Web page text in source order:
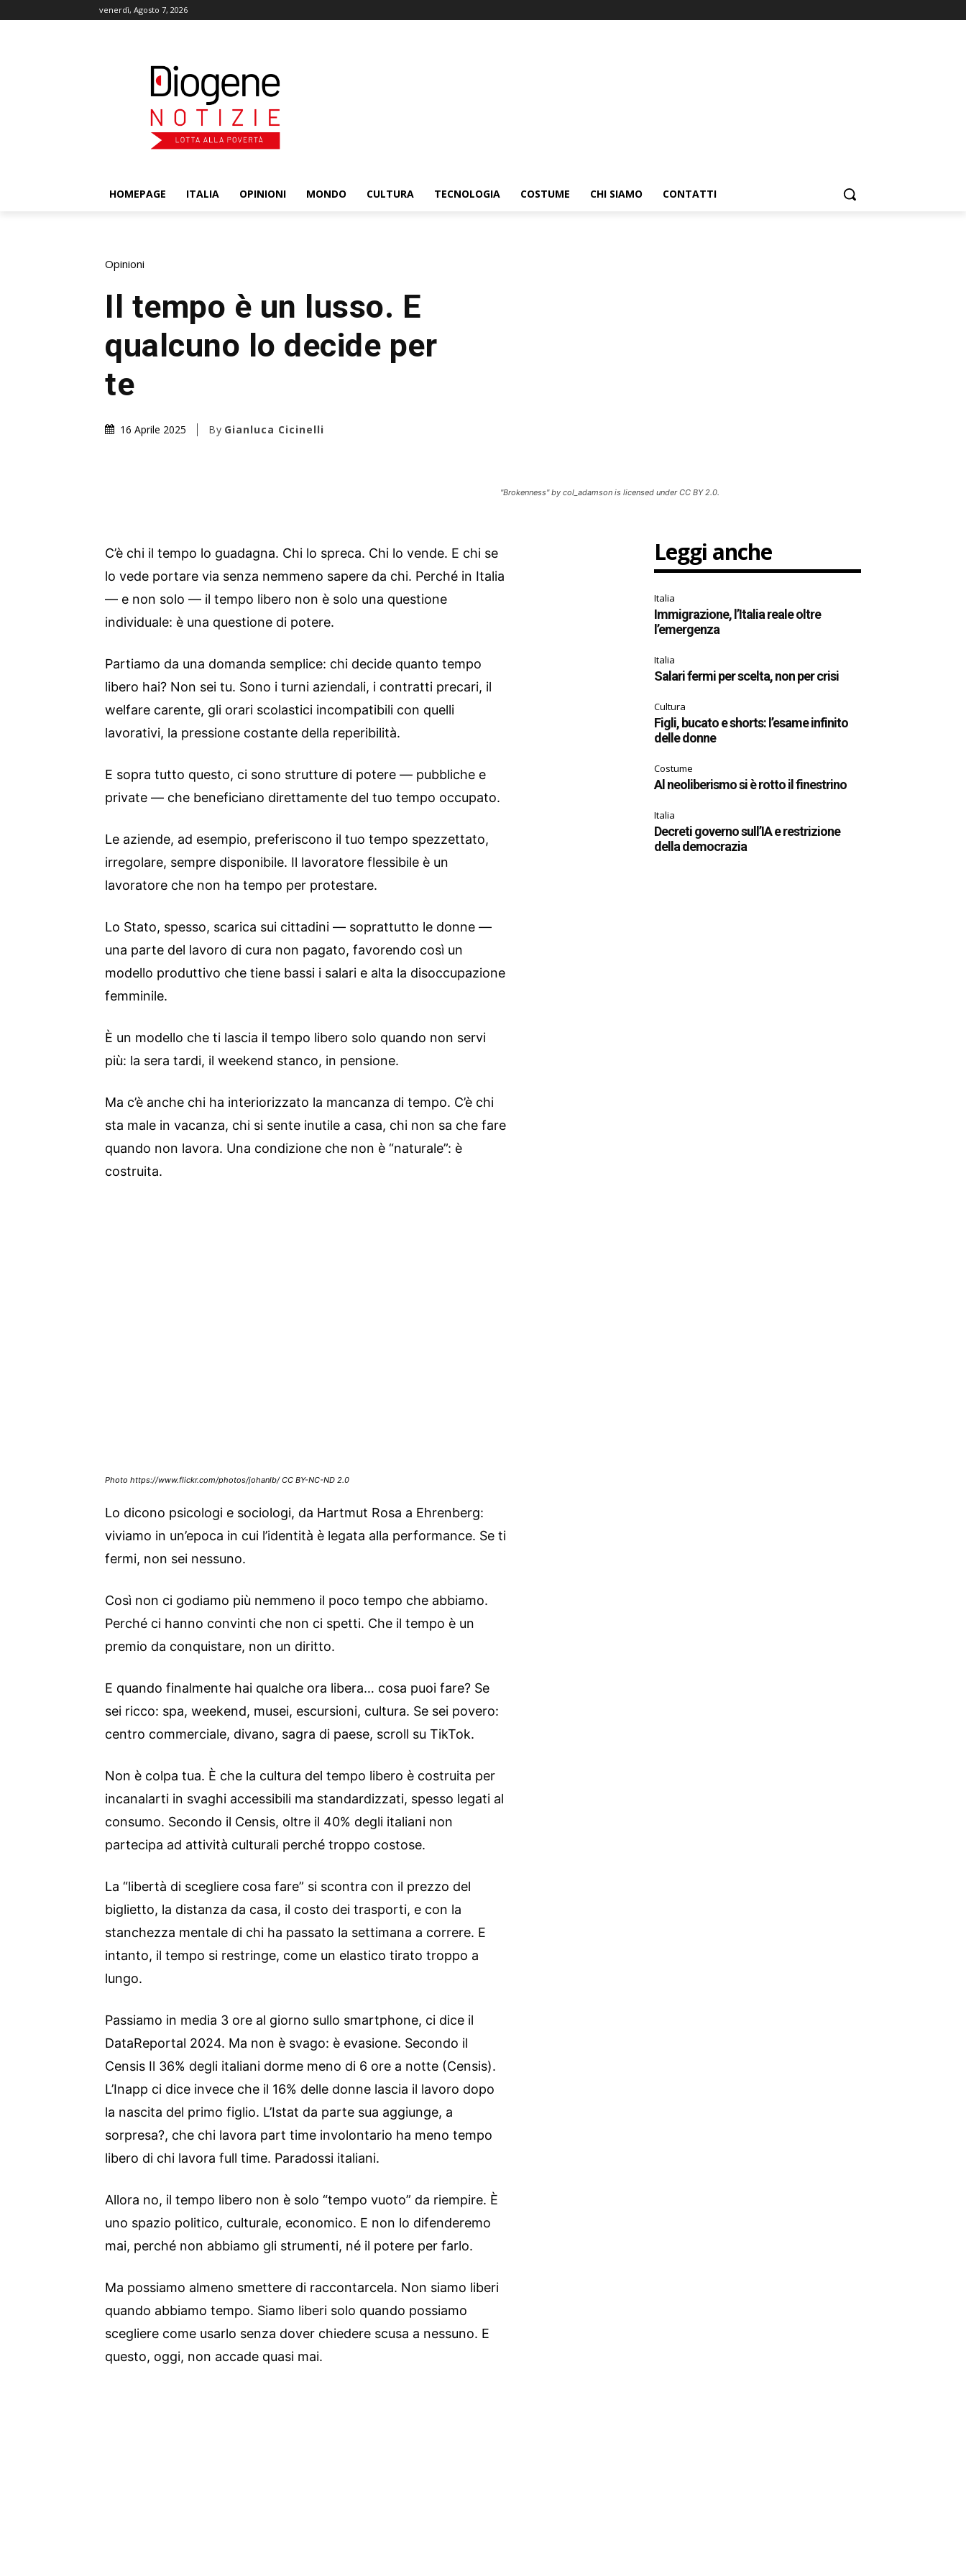
venerdì, Agosto 7, 2026
HOMEPAGE ITALIA OPINIONI MONDO CULTURA TECNOLOGIA COSTUME CHI SIAMO CONTATTI
Opinioni
Il tempo è un lusso. E
qualcuno lo decide per
te
16 Aprile 2025 By Gianluca Cicinelli
"Brokenness" by col_adamson is licensed under CC BY 2.0.
C’è chi il tempo lo guadagna. Chi lo spreca. Chi lo vende. E chi se
lo vede portare via senza nemmeno sapere da chi. Perché in Italia
— e non solo — il tempo libero non è solo una questione
individuale: è una questione di potere.
Partiamo da una domanda semplice: chi decide quanto tempo
libero hai? Non sei tu. Sono i turni aziendali, i contratti precari, il
welfare carente, gli orari scolastici incompatibili con quelli
lavorativi, la pressione costante della reperibilità.
E sopra tutto questo, ci sono strutture di potere — pubbliche e
private — che beneficiano direttamente del tuo tempo occupato.
Le aziende, ad esempio, preferiscono il tuo tempo spezzettato,
irregolare, sempre disponibile. Il lavoratore flessibile è un
lavoratore che non ha tempo per protestare.
Lo Stato, spesso, scarica sui cittadini — soprattutto le donne —
una parte del lavoro di cura non pagato, favorendo così un
modello produttivo che tiene bassi i salari e alta la disoccupazione
femminile.
È un modello che ti lascia il tempo libero solo quando non servi
più: la sera tardi, il weekend stanco, in pensione.
Ma c’è anche chi ha interiorizzato la mancanza di tempo. C’è chi
sta male in vacanza, chi si sente inutile a casa, chi non sa che fare
quando non lavora. Una condizione che non è “naturale”: è
costruita.
Photo https://www.flickr.com/photos/johanlb/ CC BY-NC-ND 2.0
Lo dicono psicologi e sociologi, da Hartmut Rosa a Ehrenberg:
viviamo in un’epoca in cui l’identità è legata alla performance. Se ti
fermi, non sei nessuno.
Così non ci godiamo più nemmeno il poco tempo che abbiamo.
Perché ci hanno convinti che non ci spetti. Che il tempo è un
premio da conquistare, non un diritto.
E quando finalmente hai qualche ora libera… cosa puoi fare? Se
sei ricco: spa, weekend, musei, escursioni, cultura. Se sei povero:
centro commerciale, divano, sagra di paese, scroll su TikTok.
Non è colpa tua. È che la cultura del tempo libero è costruita per
incanalarti in svaghi accessibili ma standardizzati, spesso legati al
consumo. Secondo il Censis, oltre il 40% degli italiani non
partecipa ad attività culturali perché troppo costose.
La “libertà di scegliere cosa fare” si scontra con il prezzo del
biglietto, la distanza da casa, il costo dei trasporti, e con la
stanchezza mentale di chi ha passato la settimana a correre. E
intanto, il tempo si restringe, come un elastico tirato troppo a
lungo.
Passiamo in media 3 ore al giorno sullo smartphone, ci dice il
DataReportal 2024. Ma non è svago: è evasione. Secondo il
Censis Il 36% degli italiani dorme meno di 6 ore a notte (Censis).
L’Inapp ci dice invece che il 16% delle donne lascia il lavoro dopo
la nascita del primo figlio. L’Istat da parte sua aggiunge, a
sorpresa?, che chi lavora part time involontario ha meno tempo
libero di chi lavora full time. Paradossi italiani.
Allora no, il tempo libero non è solo “tempo vuoto” da riempire. È
uno spazio politico, culturale, economico. E non lo difenderemo
mai, perché non abbiamo gli strumenti, né il potere per farlo.
Ma possiamo almeno smettere di raccontarcela. Non siamo liberi
quando abbiamo tempo. Siamo liberi solo quando possiamo
scegliere come usarlo senza dover chiedere scusa a nessuno. E
questo, oggi, non accade quasi mai.
Leggi anche
Italia
Immigrazione, l’Italia reale oltre
l’emergenza
Italia
Salari fermi per scelta, non per crisi
Cultura
Figli, bucato e shorts: l’esame infinito
delle donne
Costume
Al neoliberismo si è rotto il finestrino
Italia
Decreti governo sull’IA e restrizione
della democrazia